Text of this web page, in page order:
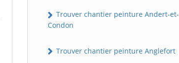
Trouver chantier peinture Andert-et-
Condon
Trouver chantier peinture Anglefort